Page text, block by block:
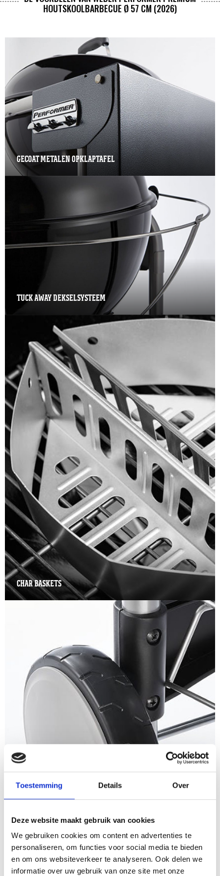
Toestemming Details Over
Deze website maakt gebruik van cookies
We gebruiken cookies om content en advertenties te
personaliseren, om functies voor social media te bieden
en om ons websiteverkeer te analyseren. Ook delen we
informatie over uw gebruik van onze site met onze
HOUTSKOOLBARBECUE Ø 57 CM (2026)
GECOAT METALEN OPKLAPTAFEL
TUCK AWAY DEKSELSYSTEEM
CHAR BASKETS
STEVIGE WEERBESTENDIGE WIELEN